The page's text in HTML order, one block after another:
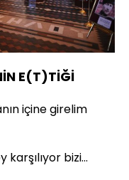
E(T)TİĞİ
içine girelim
karşılıyor bizi...